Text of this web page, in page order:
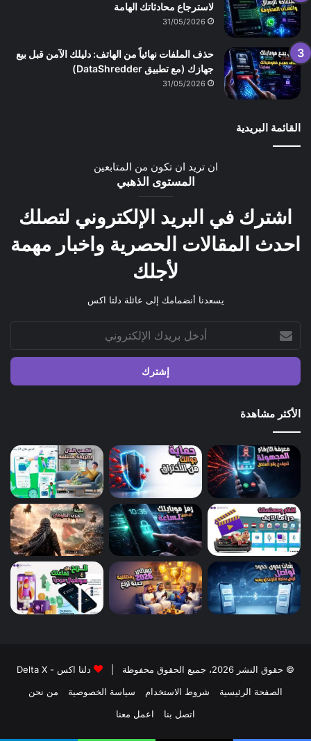
لاسترجاع محادثاتك الهامة
31/05/2026
حذف الملفات نهائياً من الهاتف: دليلك الآمن قبل بيع
جهازك (مع تطبيق DataShredder)
31/05/2026
القائمة البريدية
ان تريد ان تكون من المتابعين
المستوى الذهبي
اشترك في البريد الإلكتروني لتصلك
احدث المقالات الحصرية واخبار مهمة
لأجلك
يسعدنا أنضمامك إلى عائلة دلتا اكس
بريدك
الإلكتروني
الأكثر مشاهدة
© حقوق النشر 2026، جميع الحقوق محفوظة |
دلتا اكس - Delta X
الصفحة الرئيسية
شروط الاستخدام سياسة الخصوصية
من نحن
اتصل بنا
اعمل معنا